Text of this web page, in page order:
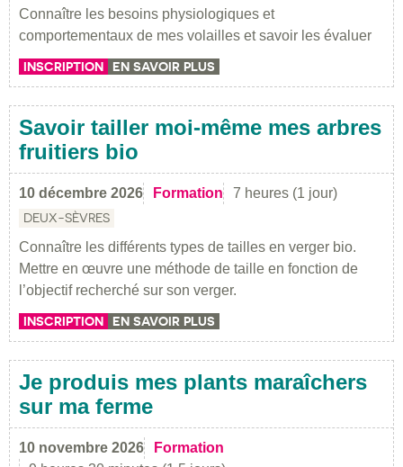
Connaître les besoins physiologiques et
comportementaux de mes volailles et savoir les évaluer
INSCRIPTION EN SAVOIR PLUS
Savoir tailler moi-même mes arbres
fruitiers bio
10 décembre 2026 Formation 7 heures (1 jour)
DEUX-SÈVRES
Connaître les différents types de tailles en verger bio.
Mettre en œuvre une méthode de taille en fonction de
l’objectif recherché sur son verger.
INSCRIPTION EN SAVOIR PLUS
Je produis mes plants maraîchers
sur ma ferme
10 novembre 2026
Formation